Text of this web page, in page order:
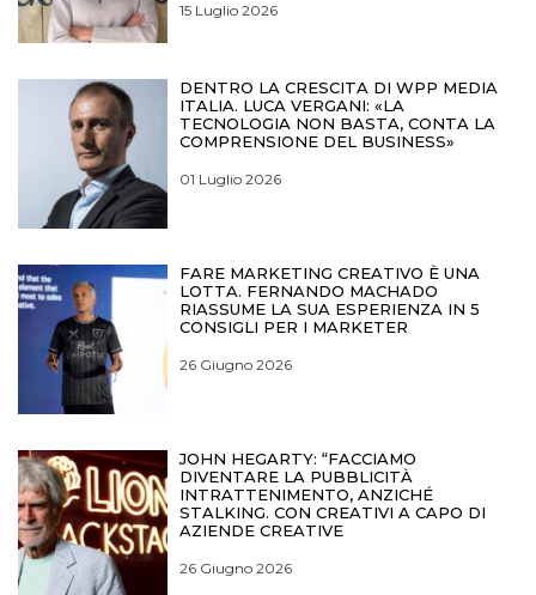
15 Luglio 2026
DENTRO LA CRESCITA DI WPP MEDIA
ITALIA. LUCA VERGANI: «LA
TECNOLOGIA NON BASTA, CONTA LA
COMPRENSIONE DEL BUSINESS»
01 Luglio 2026
FARE MARKETING CREATIVO È UNA
LOTTA. FERNANDO MACHADO
RIASSUME LA SUA ESPERIENZA IN 5
CONSIGLI PER I MARKETER
26 Giugno 2026
JOHN HEGARTY: “FACCIAMO
DIVENTARE LA PUBBLICITÀ
INTRATTENIMENTO, ANZICHÉ
STALKING. CON CREATIVI A CAPO DI
AZIENDE CREATIVE
26 Giugno 2026